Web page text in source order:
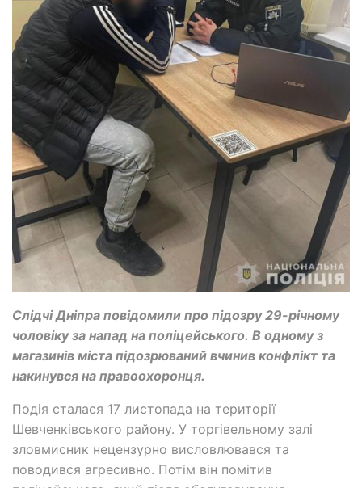
Слідчі Дніпра повідомили про підозру 29-річному
чоловіку за напад на поліцейського. В одному з
магазинів міста підозрюваний вчинив конфлікт та
накинувся на правоохоронця.
Подія сталася 17 листопада на території
Шевченківського району. У торгівельному залі
зловмисник нецензурно висловлювався та
поводився агресивно. Потім він помітив